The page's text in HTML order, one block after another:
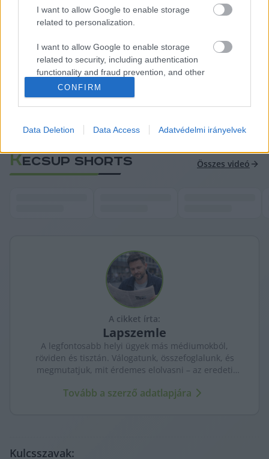
I want to allow Google to enable storage
related to personalization.
I want to allow Google to enable storage
related to security, including authentication
functionality and fraud prevention, and other
user protection.
CONFIRM
Data Deletion Data Access Adatvédelmi irányelvek
nem tekinthető társadalmilag igazságosnak. Úgy
vélik, csak erős állami és önkormányzati
beavatkozással – például megfizethető
bérlakásprogramokkal, szociális támogatásokkal
és a lakhatási piac szabályozásával – előzhető
meg, hogy a fenntarthatóbb városok végül csak
KECSUP SHORTS Összes videó
A cikket írta:
Lapszemle
A legfontosabb helyi ügyek más médiumokból,
röviden és tisztán. Válogatunk, összefoglalunk, és
megmutatjuk, mit érdemes elolvasni – az eredeti
Tovább a szerző adatlapjára
Kulcsszavak: